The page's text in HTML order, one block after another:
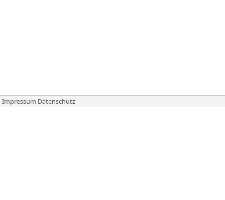
Impressum Datenschutz